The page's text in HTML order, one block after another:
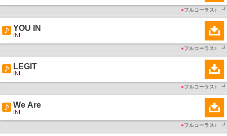
●フルコーラス ♪ ┛
YOU IN
INI
●フルコーラス ♪ ┛
LEGIT
INI
●フルコーラス ♪ ┛
We Are
INI
●フルコーラス ♪ ┛